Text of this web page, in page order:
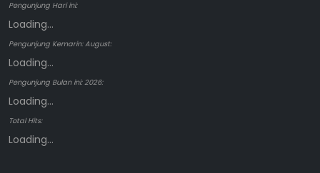
Pengunjung Hari ini:
Loading...
Pengunjung Kemarin: August:
Loading...
Pengunjung Bulan ini: 2026:
Loading...
Total Hits:
Loading...